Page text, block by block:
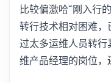
比较偏激哈~刚入行
转行技术相对困难
过太多运维人员转
维产品经理的岗位，